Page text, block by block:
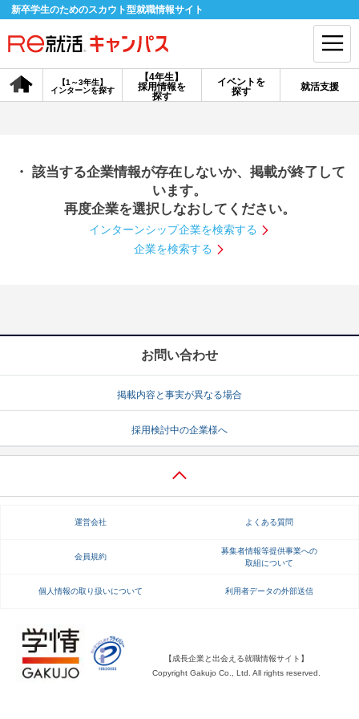
新卒学生のためのスカウト型就職情報サイト
【4年生】
採用情報を
探す
【1～3年生】
インターンを探す
イベントを
探す
就活支援
会員登録 ログイン
探す
【4年生】
説明会を探す
インターンを探す
就活ノウハウ・サポート
就活支援
就活ノウハウが満載！ お役立ち記事・相談室など
適職診断 就活チャンネル
・ 該当する企業情報が存在しないか、掲載が終了して
います。
再度企業を選択しなおしてください。
インターンシップ企業を検索する
企業を検索する
お問い合わせ
掲載内容と事実が異なる場合
採用検討中の企業様へ
運営会社 よくある質問
会員規約
募集者情報等提供事業への
取組について
個人情報の取り扱いについて 利用者データの外部送信
【成長企業と出会える就職情報サイト】
Copyright Gakujo Co., Ltd. All rights reserved.